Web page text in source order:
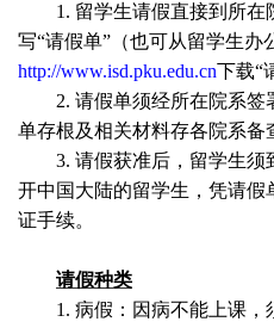
1. 留学生请假直接到所在
写“请假单”（也可从留学生办
http://www.isd.pku.edu.cn下载“
2. 请假单须经所在院系签
单存根及相关材料存各院系备
3. 请假获准后，留学生须
开中国大陆的留学生，凭请
证手续。
请假种类
1. 病假：因病不能上课，